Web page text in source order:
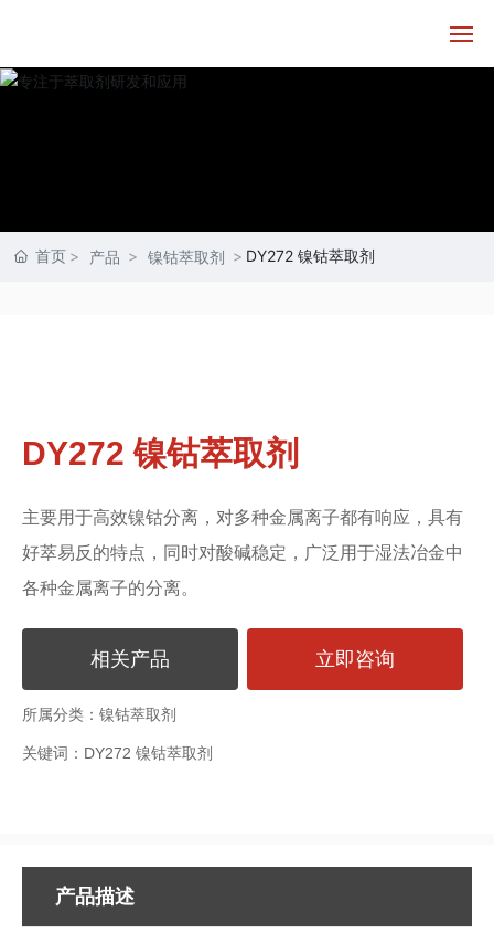
首页
联系我们
首页 产品 镍钴萃取剂 DY272 镍钴萃取剂
DY272 镍钴萃取剂
主要用于高效镍钴分离，对多种金属离子都有响应，具有
好萃易反的特点，同时对酸碱稳定，广泛用于湿法冶金中
各种金属离子的分离。
相关产品 立即咨询
所属分类： 镍钴萃取剂
关键词： DY272 镍钴萃取剂
产品描述